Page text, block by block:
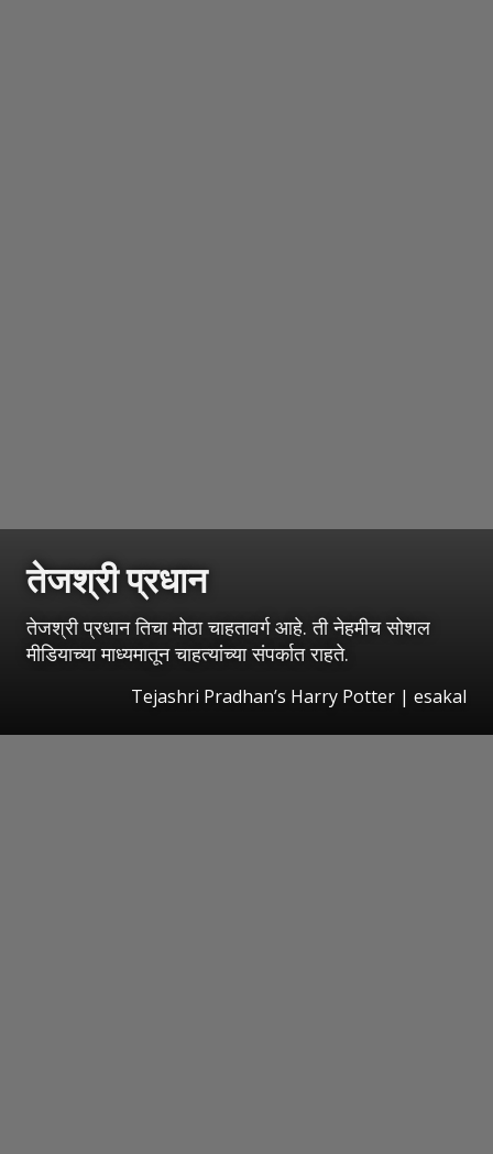
तेजश्री प्रधान
तेजश्री प्रधान तिचा मोठा चाहतावर्ग आहे. ती नेहमीच सोशल
मीडियाच्या माध्यमातून चाहत्यांच्या संपर्कात राहते.
Tejashri Pradhan’s Harry Potter | esakal